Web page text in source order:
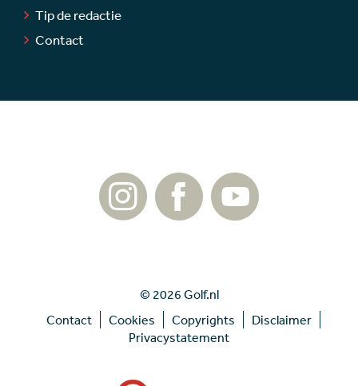
Tip de redactie
Contact
© 2026 Golf.nl
Contact
Cookies Copyrights
Disclaimer
Privacystatement